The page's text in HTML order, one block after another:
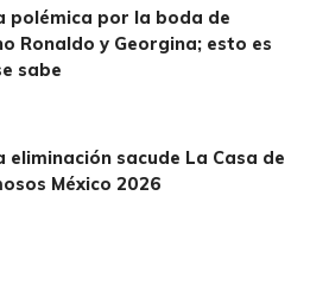
polémica por la boda de
Ronaldo y Georgina; esto es
sabe
eliminación sacude La Casa de
México 2026